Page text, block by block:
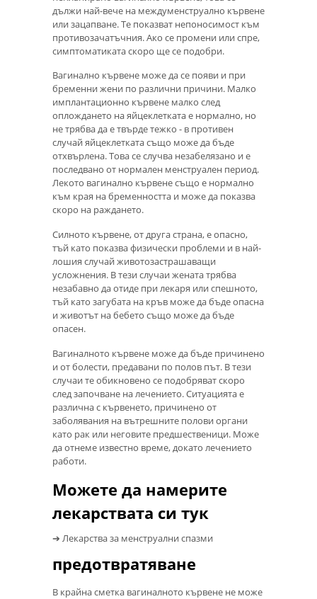
дължи най-вече на междуменструално кървене
или зацапване. Те показват непоносимост към
противозачатъчния. Ако се промени или спре,
симптоматиката скоро ще се подобри.
Вагинално кървене може да се появи и при
бременни жени по различни причини. Малко
имплантационно кървене малко след
оплождането на яйцеклетката е нормално, но
не трябва да е твърде тежко - в противен
случай яйцеклетката също може да бъде
отхвърлена. Това се случва незабелязано и е
последвано от нормален менструален период.
Лекото вагинално кървене също е нормално
към края на бременността и може да показва
скоро на раждането.
Силното кървене, от друга страна, е опасно,
тъй като показва физически проблеми и в най-
лошия случай животозастрашаващи
усложнения. В тези случаи жената трябва
незабавно да отиде при лекаря или спешното,
тъй като загубата на кръв може да бъде опасна
и животът на бебето също може да бъде
опасен.
Вагиналното кървене може да бъде причинено
и от болести, предавани по полов път. В тези
случаи те обикновено се подобряват скоро
след започване на лечението. Ситуацията е
различна с кървенето, причинено от
заболявания на вътрешните полови органи
като рак или неговите предшественици. Може
да отнеме известно време, докато лечението
работи.
Можете да намерите
лекарствата си тук
➔ Лекарства за менструални спазми
предотвратяване
В крайна сметка вагиналното кървене не може